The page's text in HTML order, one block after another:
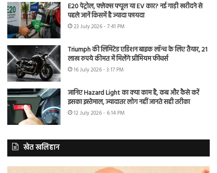
E20 पेट्रोल, फ्लेक्स फ्यूल या EV कार? नई गाड़ी खरीदने से
पहले जानें किसमें है ज्यादा फायदा
23 July 2026 - 7:41 PM
Triumph की लिमिटेड एडिशन बाइक लॉन्च के लिए तैयार, 21
लाख रुपये कीमत में मिलेंगे प्रीमियम फीचर्स
16 July 2026 - 3:17 PM
जानिए Hazard Light का क्या काम है, कब और कैसे करें
इसका इस्तेमाल, ज्यादातर लोग नहीं जानते सही तरीका
12 July 2026 - 6:14 PM
खेत खलिहान